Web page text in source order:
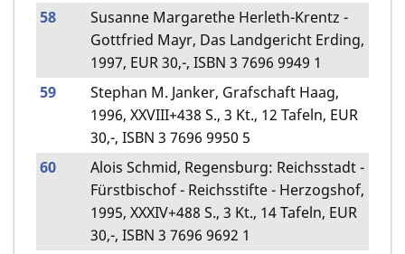
58
Susanne Margarethe Herleth-Krentz -
Gottfried Mayr, Das Landgericht Erding,
1997, EUR 30,-, ISBN 3 7696 9949 1
59
Stephan M. Janker, Grafschaft Haag,
1996, XXVIII+438 S., 3 Kt., 12 Tafeln, EUR
30,-, ISBN 3 7696 9950 5
60
Alois Schmid, Regensburg: Reichsstadt -
Fürstbischof - Reichsstifte - Herzogshof,
1995, XXXIV+488 S., 3 Kt., 14 Tafeln, EUR
30,-, ISBN 3 7696 9692 1